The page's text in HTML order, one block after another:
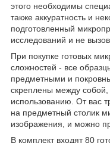
этого необходимы
также аккуратность и
подготовленный
исследований и не
При покупке готовых
сложностей - все
предметными и
скреплены между собой,
использованию. От вас
на предметный столик
изображения, и можно
В комплект входят 80